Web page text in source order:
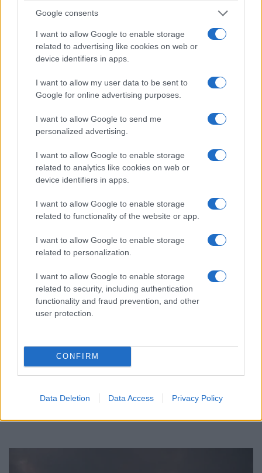
Google consents
I want to allow Google to enable storage
related to advertising like cookies on web or
device identifiers in apps.
I want to allow my user data to be sent to
Google for online advertising purposes.
I want to allow Google to send me
personalized advertising.
I want to allow Google to enable storage
related to analytics like cookies on web or
device identifiers in apps.
I want to allow Google to enable storage
related to functionality of the website or app.
I want to allow Google to enable storage
related to personalization.
I want to allow Google to enable storage
related to security, including authentication
functionality and fraud prevention, and other
user protection.
CONFIRM
Data Deletion Data Access Privacy Policy
Τουρκία: Νομοθετική πρωτοβουλία για ειρήνευση
με το PKK, αμνηστία στους πρώην μαχητές και
αναστολή ποινών
5/08/2026 - 4:30μμ
Θρίλερ στη Λειψία: Το drone δίπλα σε ουκρανικό
αεροσκάφος είχε εκρηκτική συσκευή – Υποψίες
για Ρώσους πράκτορες